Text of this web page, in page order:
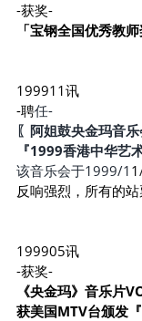
-获奖-
「宝钢全国优秀教师
199911讯
-聘任-
〖阿姐鼓央金玛音
『1999香港中华艺
该音乐会于1999/1 1
反响强烈，所有的
199905讯
-获奖-
《央金玛》音乐片
获美国MTV台颁发